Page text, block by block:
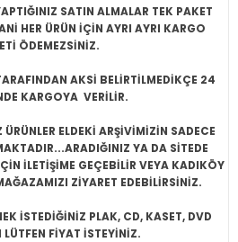
SATIN ALMALAR TEK PAKET
HER ÜRÜN İÇİN AYRI AYRI KARGO
ÖDEMEZSİNİZ.
AKSİ BELİRTİLMEDİKÇE 24
KARGOYA VERİLİR.
ELDEKİ ARŞİVİMİZİN SADECE
YA DA SİTEDE
İLETİŞİME GEÇEBİLİR VEYA KADIKÖY
ZİYARET EDEBİLİRSİNİZ.
İSTEDİĞİNİZ PLAK, CD, KASET, DVD
LÜTFEN FİYAT İSTEYİNİZ.